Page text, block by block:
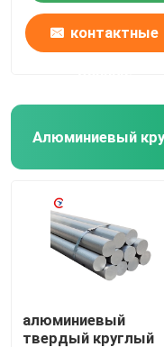
контактные
Алюминиевый
алюминиевый
твердый круглый